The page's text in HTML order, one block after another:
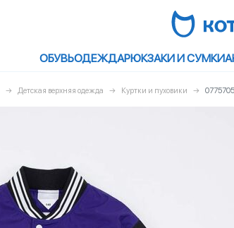
ОБУВЬОДЕЖДАРЮКЗАКИ И СУМКИ
Детская верхняя одежда Куртки и пуховики